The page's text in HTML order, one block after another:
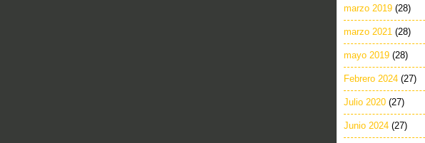
marzo 2019 (28)
marzo 2021 (28)
mayo 2019 (28)
Febrero 2024 (27)
Julio 2020 (27)
Junio 2024 (27)